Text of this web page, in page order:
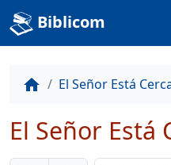
Biblicom
home El Señor Está
El Señor Está